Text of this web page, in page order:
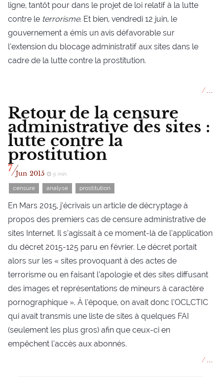
ligne, tantôt pour dans le projet de loi relatif à la lutte
contre le terrorisme. Et bien, vendredi 12 juin, le
gouvernement a émis un avis défavorable sur
l’extension du blocage administratif aux sites dans le
cadre de la lutte contre la prostitution.
//
Retour de la censure
administrative des sites :
lutte contre la
prostitution
7/Jun 2015 5 min.
censure analyse prostitution
En Mars 2015, j’écrivais un article de décryptage à
propos des premiers cas de censure administrative de
sites Internet. Il s’agissait à ce moment-là de l’application
du décret 2015-125 paru en février. Le décret portait
alors sur les « sites provoquant à des actes de
terrorisme ou en faisant l’apologie et des sites diffusant
des images et représentations de mineurs à caractère
pornographique ». À l’époque, on avait donc l’OCLCTIC
qui avait transmis une liste de sites à quelques FAI
(seulement les plus gros) afin que ceux-ci en
empêchent l’accès aux abonnés.
//